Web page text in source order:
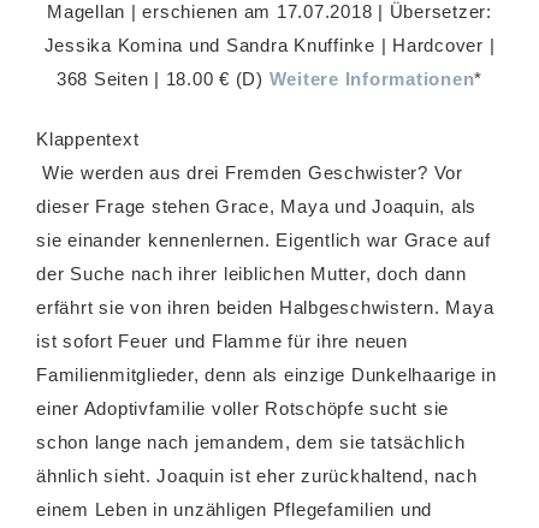
Magellan | erschienen am 17.07.2018 | Übersetzer:
Jessika Komina und Sandra Knuffinke | Hardcover |
368 Seiten | 18.00 € (D) Weitere Informationen*
Klappentext
Wie werden aus drei Fremden Geschwister? Vor
dieser Frage stehen Grace, Maya und Joaquin, als
sie einander kennenlernen. Eigentlich war Grace auf
der Suche nach ihrer leiblichen Mutter, doch dann
erfährt sie von ihren beiden Halbgeschwistern. Maya
ist sofort Feuer und Flamme für ihre neuen
Familienmitglieder, denn als einzige Dunkelhaarige in
einer Adoptivfamilie voller Rotschöpfe sucht sie
schon lange nach jemandem, dem sie tatsächlich
ähnlich sieht. Joaquin ist eher zurückhaltend, nach
einem Leben in unzähligen Pflegefamilien und